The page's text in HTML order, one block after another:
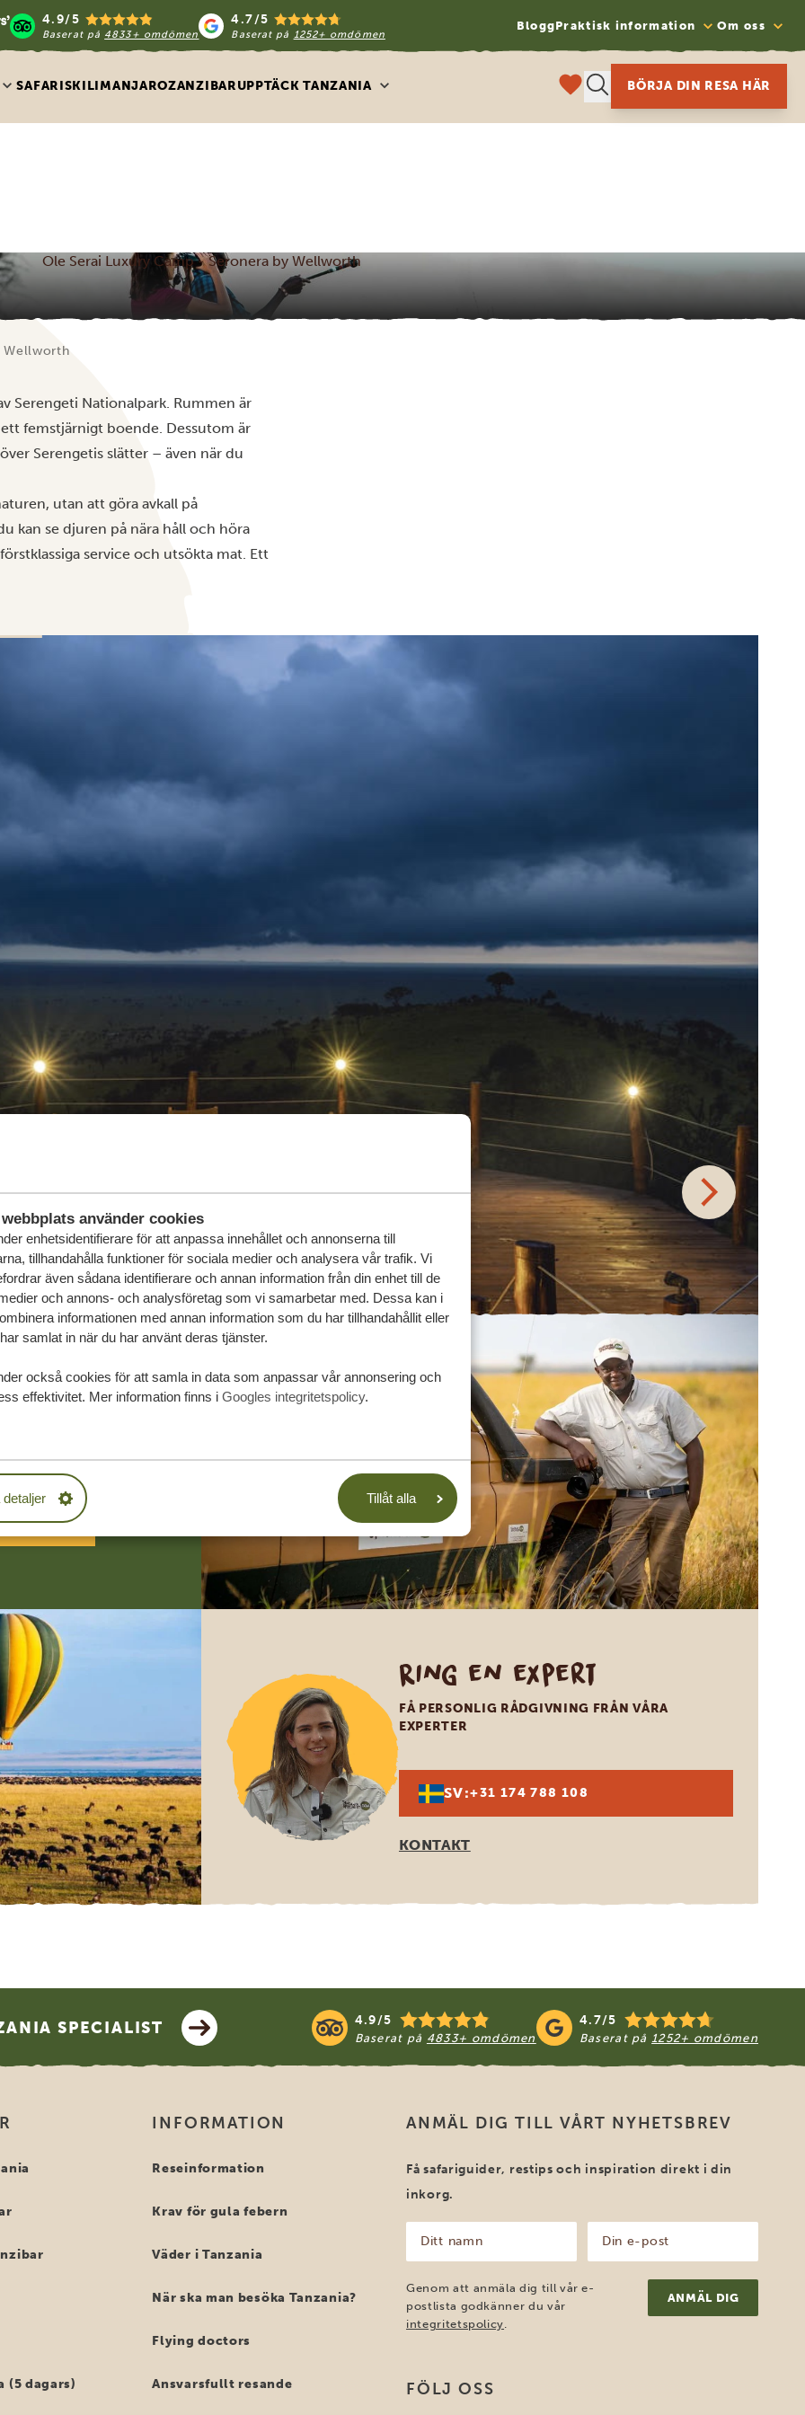
webbplats använder cookies
enhetsidentifierare för att anpassa innehållet och annonserna till
tillhandahålla funktioner för sociala medier och analysera vår trafik. Vi
även sådana identifierare och annan information från din enhet till de
och annons- och analysföretag som vi samarbetar med. Dessa kan i
informationen med annan information som du har tillhandahållit eller
samlat in när du har använt deras tjänster.
också cookies för att samla in data som anpassar vår annonsering och
effektivitet. Mer information finns i Googles integritetspolicy.
Tillåt alla
4.9/5
Baserat på 4833+ omdömen
4.7/5
Baserat på 1252+ omdömen
BloggPraktisk information Om oss
SAFARISKILIMANJAROZANZIBARUPPTÄCK TANZANIA BÖRJA DIN RESA HÄR
Ole Serai Luxury Camp - Seronera by Wellworth
Wellworth
Serengeti Nationalpark. Rummen är
femstjärnigt boende. Dessutom är
Serengetis slätter – även när du
utan att göra avkall på
kan se djuren på nära håll och höra
service och utsökta mat. Ett
Ring en expert
FÅ PERSONLIG RÅDGIVNING FRÅN VÅRA
EXPERTER
SV:+31 174 788 108
KONTAKT
SPECIALIST 4.9/5
Baserat på 4833+ omdömen
4.7/5
Baserat på 1252+ omdömen
(5 dagars)
INFORMATION
Reseinformation
Krav för gula febern
Väder i Tanzania
När ska man besöka Tanzania?
Flying doctors
Ansvarsfullt resande
ANMÄL DIG TILL VÅRT NYHETSBREV
Få safariguider, restips och inspiration direkt i din
inkorg.
namn
(Obligatoriskt)
post
(Obligatoriskt)
Genom att anmäla dig till vår e-
postlista godkänner du vår
integritetspolicy.
FÖLJ OSS